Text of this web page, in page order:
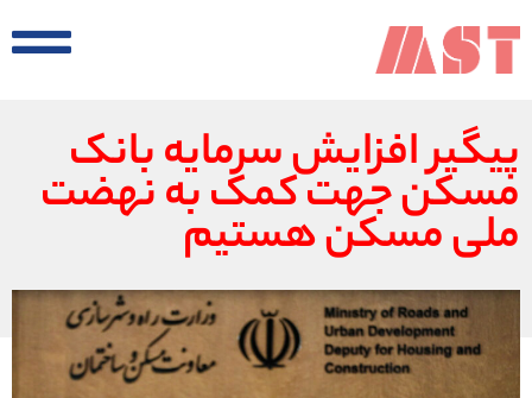
پیگیر افزایش سرمایه بانک
مسکن جهت کمک به نهضت
ملی مسکن هستیم